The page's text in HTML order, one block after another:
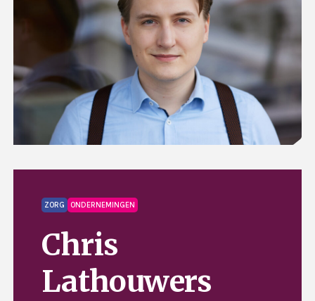
ZORG ONDERNEMINGEN
Chris
Lathouwers